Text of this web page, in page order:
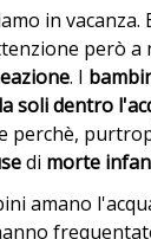
in vacanza.
però
. I
soli dentro
perchè,
di morte
amano